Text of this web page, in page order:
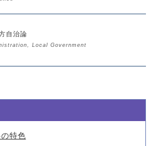
自治論
Local Government
特色